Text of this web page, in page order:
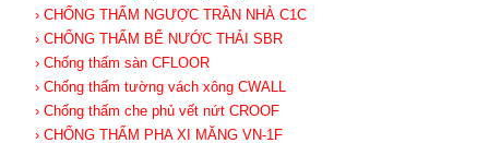
› CHỐNG THẤM NGƯỢC TRẦN NHÀ C1C
› CHỐNG THẤM BỂ NƯỚC THẢI SBR
› Chống thấm sàn CFLOOR
› Chống thấm tường vách xông CWALL
› Chống thấm che phủ vết nứt CROOF
› CHỐNG THẤM PHA XI MĂNG VN-1F